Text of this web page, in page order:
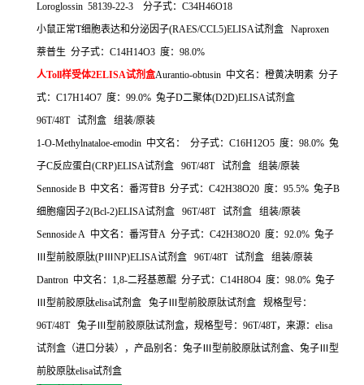
Loroglossin 58139-22-3 分子式： C34H46O18
小鼠正常T细胞表达和分泌因子(RAES/CCL5)ELISA试剂盒 Naproxen
萘普生 分子式： C14H14O3 度： 98.0%
人Toll样受体2ELISA试剂盒Aurantio-obtusin 中文名：橙黄决明素 分子
式： C17H14O7 度： 99.0% 兔子D二聚体(D2D)ELISA试剂盒
96T/48T 试剂盒 组装/原装
1-O-Methylnataloe-emodin 中文名： 分子式： C16H12O5 度： 98.0% 兔
子C反应蛋白(CRP)ELISA试剂盒 96T/48T 试剂盒 组装/原装
Sennoside B 中文名：番泻苷B 分子式： C42H38O20 度： 95.5% 兔子B
细胞瘤因子2(Bcl-2)ELISA试剂盒 96T/48T 试剂盒 组装/原装
Sennoside A 中文名：番泻苷A 分子式： C42H38O20 度： 92.0% 兔子
Ⅲ型前胶原肽(P NP)ELISA试剂盒 96T/48T 试剂盒 组装/原装
Dantron 中文名： 1,8-二羟基蒽醌 分子式： C14H8O4 度： 98.0% 兔子
Ⅲ型前胶原肽elisa试剂盒 兔子Ⅲ型前胶原肽试剂盒
规格型号：
96T/48T 兔子Ⅲ型前胶原肽试剂盒，规格型号： 96T/48T，来源： elisa
试剂盒（进口分装），产品别名：兔子Ⅲ型前胶原肽试剂盒、兔子Ⅲ型
前胶原肽elisa试剂盒